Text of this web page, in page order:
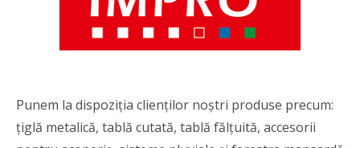
Punem la dispoziția clienților noștri produse precum:
țiglă metalică, tablă cutată, tablă fălțuită, accesorii